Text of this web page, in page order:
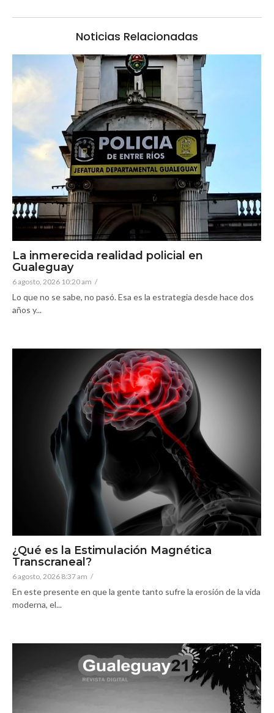
Noticias Relacionadas
La inmerecida realidad policial en
Gualeguay
6 agosto, 2026 10:20 am /
Lo que no se sabe, no pasó. Esa es la estrategia desde hace dos
años y...
¿Qué es la Estimulación Magnética
Transcraneal?
6 agosto, 2026 8:37 am /
En este presente en que la gente tanto sufre la erosión de la vida
moderna, el...